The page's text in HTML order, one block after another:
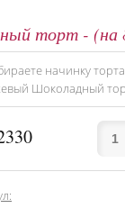
торт - (на
начинку
Шоколадный
: